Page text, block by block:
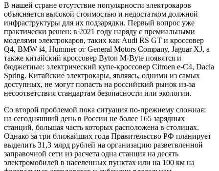
В нашей стране отсутствие популярности электрокаров
объясняется высокой стоимостью и недостатком должной
инфраструктуры для их подзарядки. Первый вопрос уже
практически решен: в 2021 году наряду с премиальными
моделями электрокаров, таких как Audi RS GT и кроссовер
Q4, BMW i4, Hummer от General Motors Company, Jaguar XJ, а
также китайский кроссовер Byton M-Byte появятся и
бюджетные: электрический купе-кроссовер Citroen e-C4, Dacia
Spring. Китайские электрокары, являясь, одними из самых
доступных, не могут попасть на российский рынок из-за
несоответствия стандартам безопасности или экологии.
Со второй проблемой пока ситуация по-прежнему сложная:
на сегодняшний день в России не более 165 зарядных
станций, большая часть которых расположена в столицах.
Однако за три ближайших года Правительство РФ планирует
выделить 31,3 млрд рублей на организацию разветвленной
заправочной сети из расчета одна станция на десять
электромобилей в населенных пунктах или на 100 км на